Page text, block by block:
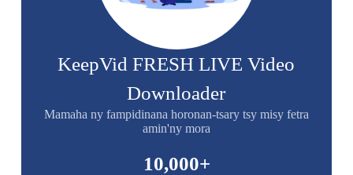
KeepVid FRESH LIVE Video
Downloader
Mamaha ny fampidinana horonan-tsary tsy misy fetra
amin'ny mora
10,000+